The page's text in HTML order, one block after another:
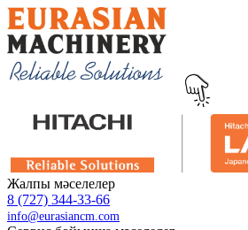
Жалпы мәселелер
8 (727) 344-33-66
info@eurasiancm.com